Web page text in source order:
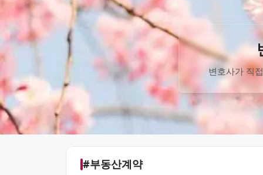
변호사가 직
#부동산계약